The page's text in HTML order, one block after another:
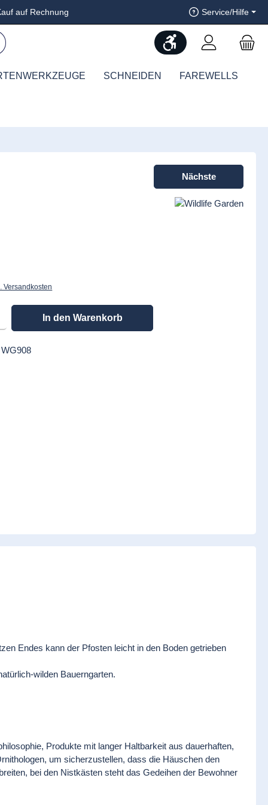
auf Rechnung Service/Hilfe
Werkzeugleiste
SCHNEIDEN FAREWELLS
Nächste
Versandkosten
gewünschten Wert ein oder benutze die Schaltflächen um die Anzahl zu
In den Warenkorb
WG908
Endes kann der Pfosten leicht in den Boden getrieben
wilden Bauerngarten.
Produkte mit langer Haltbarkeit aus dauerhaften,
um sicherzustellen, dass die Häuschen den
bei den Nistkästen steht das Gedeihen der Bewohner